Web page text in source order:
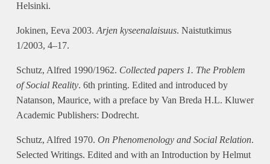
Helsinki.
Jokinen, Eeva 2003. Arjen kyseenalaisuus. Naistutkimus
1/2003, 4–17.
Schutz, Alfred 1990/1962. Collected papers 1. The Problem
of Social Reality. 6th printing. Edited and introduced by
Natanson, Maurice, with a preface by Van Breda H.L. Kluwer
Academic Publishers: Dodrecht.
Schutz, Alfred 1970. On Phenomenology and Social Relation.
Selected Writings. Edited and with an Introduction by Helmut